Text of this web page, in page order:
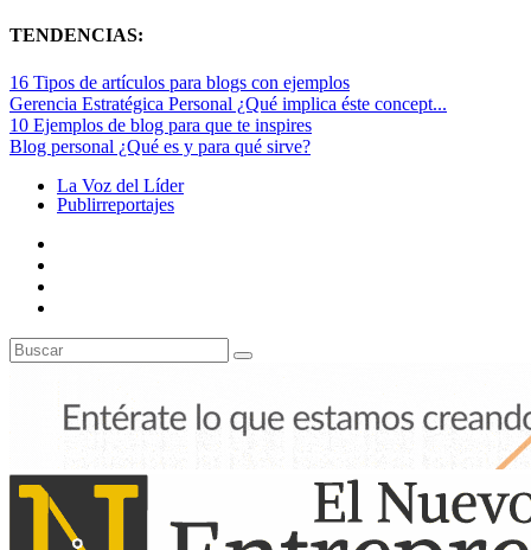
TENDENCIAS:
16 Tipos de artículos para blogs con ejemplos
Gerencia Estratégica Personal ¿Qué implica éste concept...
10 Ejemplos de blog para que te inspires
Blog personal ¿Qué es y para qué sirve?
La Voz del Líder
Publirreportajes